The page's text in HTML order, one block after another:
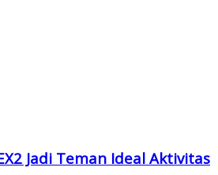
Jadi Teman Ideal Aktivitas